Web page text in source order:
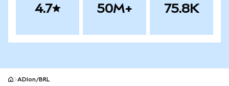
4.7 50M+ 75.8K
ADIon/BRL